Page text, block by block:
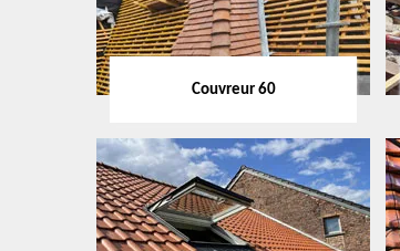
Couvreur 60